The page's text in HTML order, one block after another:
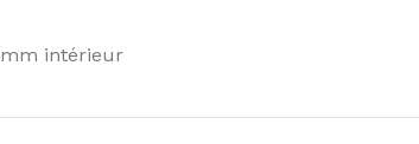
intérieur